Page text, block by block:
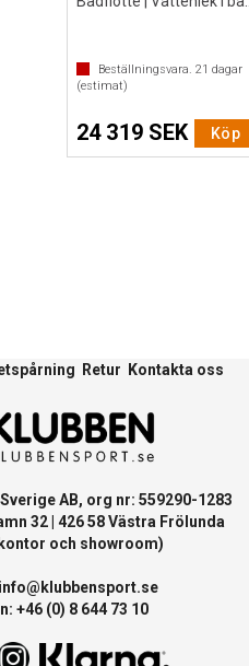
Beställningsvara. 21 dagar
(estimat)
24 319 SEK Köp
Retur Kontakta oss
AB, org nr: 559290-1283
32 | 426 58 Västra Frölunda
och showroom)
info@klubbensport.se
+46 (0) 8 644 73 10